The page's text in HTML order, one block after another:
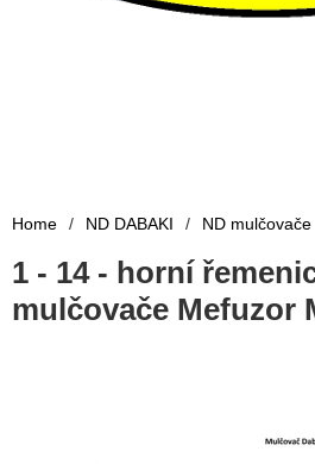
Home / ND DABAKI / ND mulčovače
1 - 14 - horní
mulčovače Mefuzor